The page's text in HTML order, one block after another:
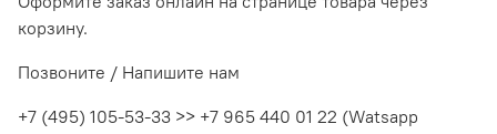
корзину.
Позвоните / Напишите нам
+7 (495) 105-53-33 >> +7 965 440 01 22 (Watsapp